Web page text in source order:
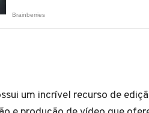
um incrível recurso de